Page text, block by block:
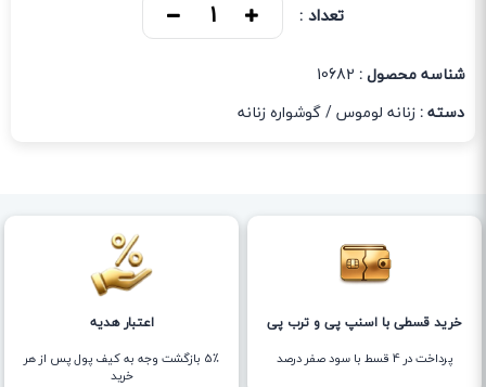
تعداد :
شناسه محصول : 10682
دسته :زنانه لوموس/گوشواره زنانه
خرید قسطی با اسنپ پی و ترب پی
پرداخت در 4 قسط با سود صفر درصد
اعتبار هدیه
5٪ بازگشت وجه به کیف پول پس از هر
خرید